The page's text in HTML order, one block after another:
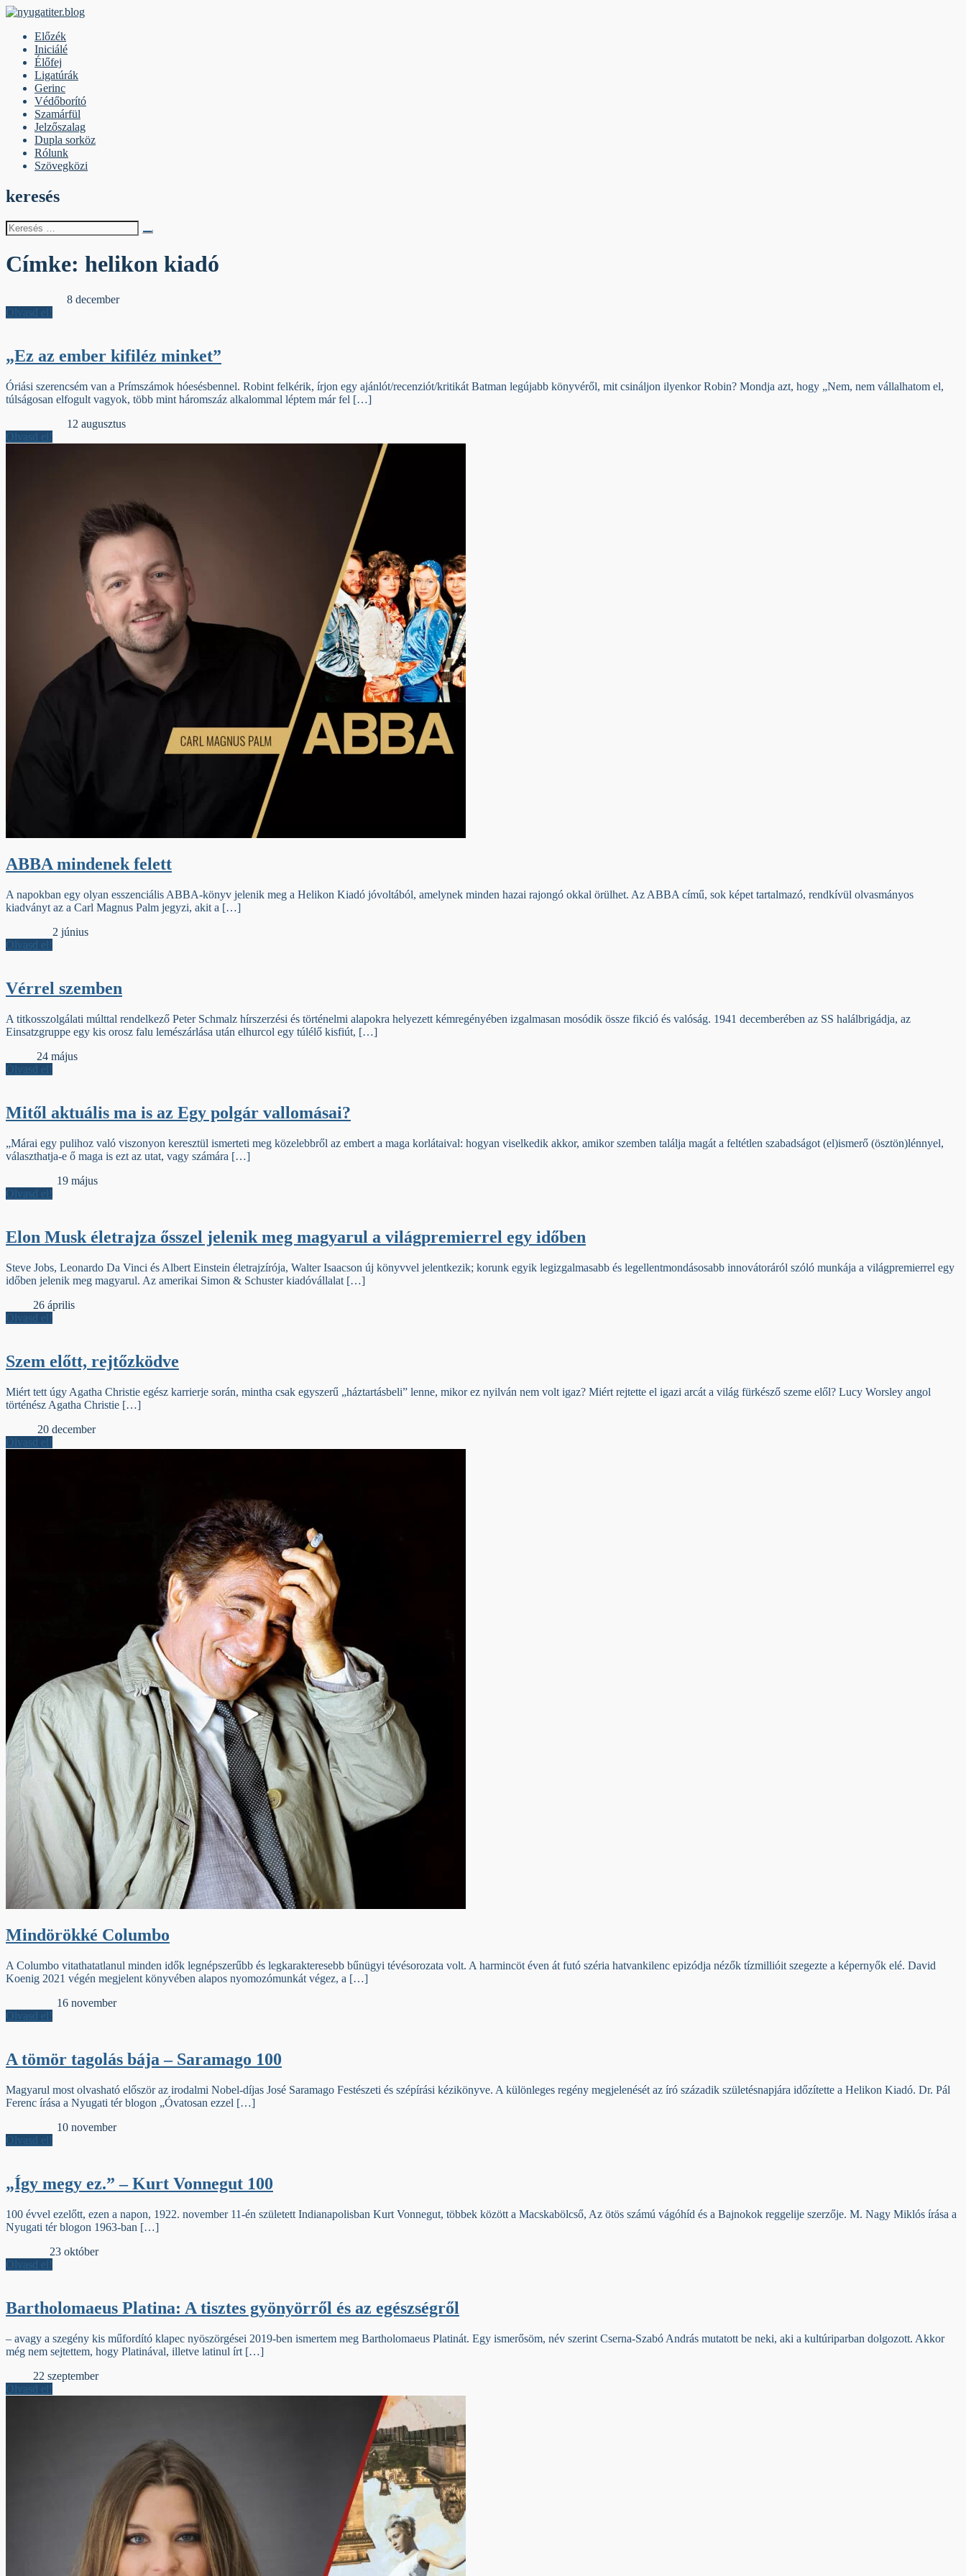
Skip
contentElőzék
Iniciálé
Élőfej
Ligatúrák
Gerinc
Védőborító
Szamárfül
Jelzőszalag
Dupla sorköz
Rólunk
Szövegközi
keresés
Keresés
erre:
Címke: helikon kiadó
8 december
Olvasd el!
„Ez az ember kifiléz minket”
Óriási szerencsém van a Prímszámok hóesésbennel. Robint felkérik, írjon egy ajánlót/recenziót/kritikát Batman legújabb könyvéről, mit csináljon ilyenkor Robin? Mondja azt, hogy „Nem, nem vállalhatom el,
túlságosan elfogult vagyok, több mint háromszáz alkalommal léptem már fel […]
12 augusztus
Olvasd el!
ABBA mindenek felett
A napokban egy olyan esszenciális ABBA-könyv jelenik meg a Helikon Kiadó jóvoltából, amelynek minden hazai rajongó okkal örülhet. Az ABBA című, sok képet tartalmazó, rendkívül olvasmányos
kiadványt az a Carl Magnus Palm jegyzi, akit a […]
2 június
Olvasd el!
Vérrel szemben
A titkosszolgálati múlttal rendelkező Peter Schmalz hírszerzési és történelmi alapokra helyezett kémregényében izgalmasan mosódik össze fikció és valóság. 1941 decemberében az SS halálbrigádja, az
Einsatzgruppe egy kis orosz falu lemészárlása után elhurcol egy túlélő kisfiút, […]
24 május
Olvasd el!
Mitől aktuális ma is az Egy polgár vallomásai?
„Márai egy pulihoz való viszonyon keresztül ismerteti meg közelebbről az embert a maga korlátaival: hogyan viselkedik akkor, amikor szemben találja magát a feltétlen szabadságot (el)ismerő (ösztön)lénnyel,
választhatja-e ő maga is ezt az utat, vagy számára […]
19 május
Olvasd el!
Elon Musk életrajza ősszel jelenik meg magyarul a világpremierrel egy időben
Steve Jobs, Leonardo Da Vinci és Albert Einstein életrajzírója, Walter Isaacson új könyvvel jelentkezik; korunk egyik legizgalmasabb és legellentmondásosabb innovátoráról szóló munkája a világpremierrel egy
időben jelenik meg magyarul. Az amerikai Simon & Schuster kiadóvállalat […]
26 április
Olvasd el!
Szem előtt, rejtőzködve
Miért tett úgy Agatha Christie egész karrierje során, mintha csak egyszerű „háztartásbeli” lenne, mikor ez nyilván nem volt igaz? Miért rejtette el igazi arcát a világ fürkésző szeme elől? Lucy Worsley angol
történész Agatha Christie […]
20 december
Olvasd el!
Mindörökké Columbo
A Columbo vitathatatlanul minden idők legnépszerűbb és legkarakteresebb bűnügyi tévésorozata volt. A harmincöt éven át futó széria hatvankilenc epizódja nézők tízmillióit szegezte a képernyők elé. David
Koenig 2021 végén megjelent könyvében alapos nyomozómunkát végez, a […]
16 november
Olvasd el!
A tömör tagolás bája – Saramago 100
Magyarul most olvasható először az irodalmi Nobel-díjas José Saramago Festészeti és szépírási kézikönyve. A különleges regény megjelenését az író századik születésnapjára időzítette a Helikon Kiadó. Dr. Pál
Ferenc írása a Nyugati tér blogon „Óvatosan ezzel […]
10 november
Olvasd el!
„Így megy ez.” – Kurt Vonnegut 100
100 évvel ezelőtt, ezen a napon, 1922. november 11-én született Indianapolisban Kurt Vonnegut, többek között a Macskabölcső, Az ötös számú vágóhíd és a Bajnokok reggelije szerzője. M. Nagy Miklós írása a
Nyugati tér blogon 1963-ban […]
23 október
Olvasd el!
Bartholomaeus Platina: A tisztes gyönyörről és az egészségről
– avagy a szegény kis műfordító klapec nyöszörgései 2019-ben ismertem meg Bartholomaeus Platinát. Egy ismerősöm, név szerint Cserna-Szabó András mutatott be neki, aki a kultúriparban dolgozott. Akkor
még nem sejtettem, hogy Platinával, illetve latinul írt […]
22 szeptember
Olvasd el!